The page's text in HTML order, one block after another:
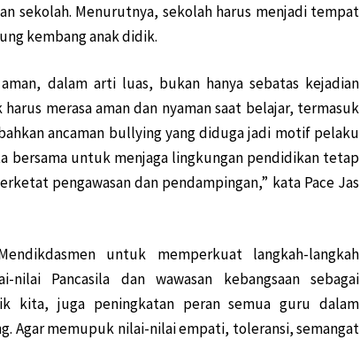
sekolah. Menurutnya, sekolah harus menjadi tempat
kembang anak didik.
dalam arti luas, bukan hanya sebatas kejadian
merasa aman dan nyaman saat belajar, termasuk
ancaman bullying yang diduga jadi motif pelaku
bersama untuk menjaga lingkungan pendidikan tetap
pengawasan dan pendampingan,” kata Pace Jas
untuk memperkuat langkah-langkah
Pancasila dan wawasan kebangsaan sebagai
kita, juga peningkatan peran semua guru dalam
Agar memupuk nilai-nilai empati, toleransi, semangat